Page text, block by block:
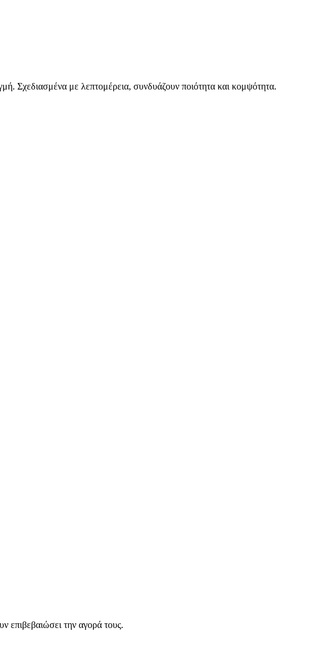
Σχεδιασμένα με λεπτομέρεια, συνδυάζουν ποιότητα και κομψότητα.
επιβεβαιώσει την αγορά τους.